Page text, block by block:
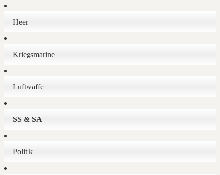
Heer
Kriegsmarine
Luftwaffe
SS & SA
Politik